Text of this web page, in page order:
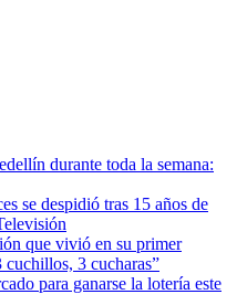
durante toda la semana:
se despidió tras 15 años de
que vivió en su primer
3 cucharas”
para ganarse la lotería este